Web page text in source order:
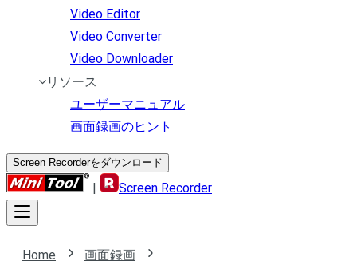
Video Editor
Video Converter
Video Downloader
リソース
ユーザーマニュアル
画面録画のヒント
Screen Recorderをダウンロード
| Screen Recorder
Home
画面録画